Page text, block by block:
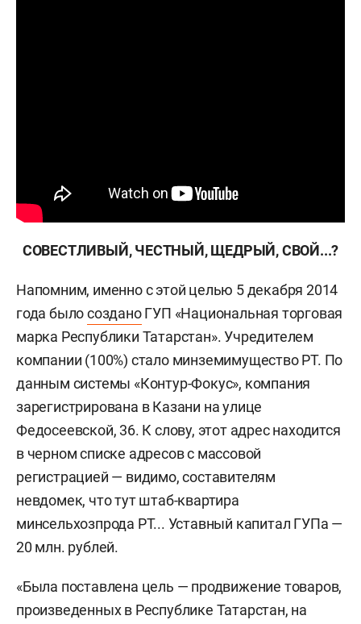
СОВЕСТЛИВЫЙ, ЧЕСТНЫЙ, ЩЕДРЫЙ, СВОЙ...?
Напомним, именно с этой целью 5 декабря 2014
года былосозданоГУП «Национальная торговая
марка Республики Татарстан». Учредителем
компании (100%) стало минземимущество РТ. По
данным системы «Контур-Фокус», компания
зарегистрирована в Казани на улице
Федосеевской, 36. К слову, этот адрес находится
в черном списке адресов с массовой
регистрацией — видимо, составителям
невдомек, что тут штаб-квартира
минсельхозпрода РТ... Уставный капитал ГУПа —
20 млн. рублей.
«Была поставлена цель — продвижение товаров,
произведенных в Республике Татарстан, на